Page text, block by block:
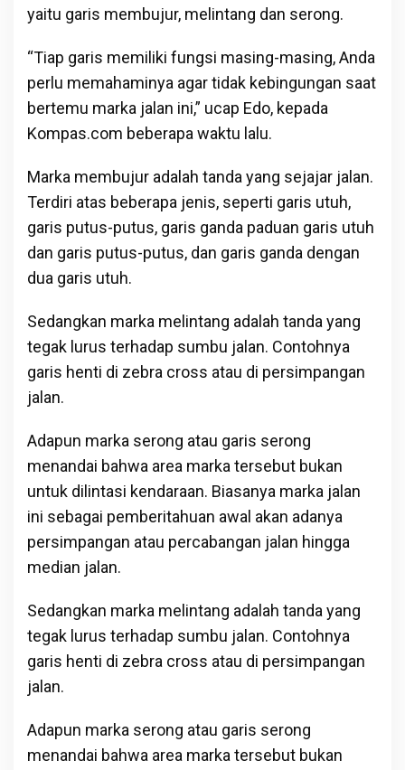
yaitu garis membujur, melintang dan serong.
“Tiap garis memiliki fungsi masing-masing, Anda
perlu memahaminya agar tidak kebingungan saat
bertemu marka jalan ini,” ucap Edo, kepada
Kompas.com beberapa waktu lalu.
Marka membujur adalah tanda yang sejajar jalan.
Terdiri atas beberapa jenis, seperti garis utuh,
garis putus-putus, garis ganda paduan garis utuh
dan garis putus-putus, dan garis ganda dengan
dua garis utuh.
Sedangkan marka melintang adalah tanda yang
tegak lurus terhadap sumbu jalan. Contohnya
garis henti di zebra cross atau di persimpangan
jalan.
Adapun marka serong atau garis serong
menandai bahwa area marka tersebut bukan
untuk dilintasi kendaraan. Biasanya marka jalan
ini sebagai pemberitahuan awal akan adanya
persimpangan atau percabangan jalan hingga
median jalan.
Sedangkan marka melintang adalah tanda yang
tegak lurus terhadap sumbu jalan. Contohnya
garis henti di zebra cross atau di persimpangan
jalan.
Adapun marka serong atau garis serong
menandai bahwa area marka tersebut bukan